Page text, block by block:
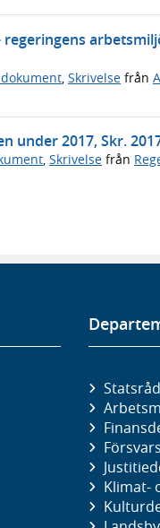
Skrivelse från
under 2017, Skr.
, Skrivelse från
Klimat-